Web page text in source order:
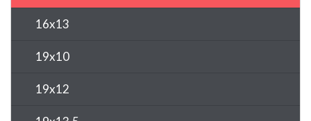
16x13
19x10
19x12